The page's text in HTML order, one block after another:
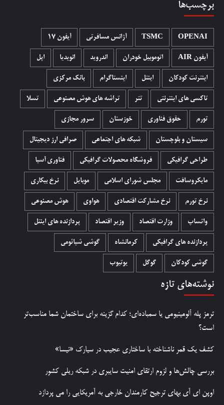
برچسب‌ها
OPENAI
TSMC آژانس مسافرتی آیفون 17
آیفون AIR اتوموبیل خودران اندروید انویدیا اپل
اینترنت کودکان اینتل اینستاگرام بانک مرکزی
تاکسی های اینترنتی تتر تراشه های هوش مصنوعی تسلا
تورم حقوق فناوری خوزستان سرور مجازی
سیستان و بلوچستان شبکه های اجتماعی صرافی ارز دیجیتال
طراحی گرافیکی فروشگاه محصولات گرافيکی فناوری آسیا
مایکروسافت مجلس شورای اسلامی موبایل نرخ بیکاری
نرخ تورم نرخ مشارکت اقتصادی هواوی هوش مصنوعی
واتساپ وزارت اقتصاد وزیر اقتصاد پردازنده های اینتل
پردازنده های گرافیکی کرمانشاه گوشی شیائومی
گوشی کودکان گوگل یوتیوب
نوشته‌های تازه
ترمز پله آلومینیومی یا سمباده‌ای؛ کدام گزینه برای ساختمان شما مناسب‌تر
است؟
کشف یک قمر ناشناخته با ساختاری عجیب در سیارک «نیسا»
بررسی چالش‌ها و لزوم ارتقای امنیت سایبری در شبکه ریلی کشور
اوپن ای آی بهای ترجیح کارمندان خارجی به آمریکایی را می پردازد